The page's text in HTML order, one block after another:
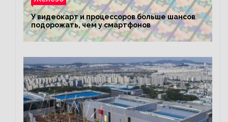
У видеокарт и процессоров больше шансов
подорожать, чем у смартфонов